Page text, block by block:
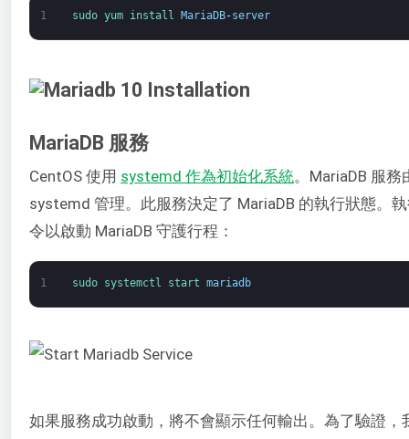
1 sudo yum install MariaDB-server
MariaDB 服務
CentOS 使用 systemd 作為初始化系統。MariaDB 服務
systemd 管理。此服務決定了 MariaDB 的執行狀態。
令以啟動 MariaDB 守護行程：
1 sudo systemctl start mariadb
如果服務成功啟動，將不會顯示任何輸出。為了驗證，